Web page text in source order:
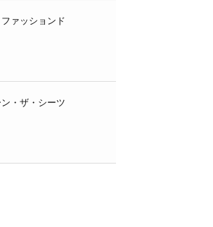
ァッションド
・ザ・シーツ